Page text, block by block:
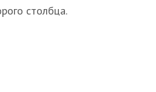
столбца.